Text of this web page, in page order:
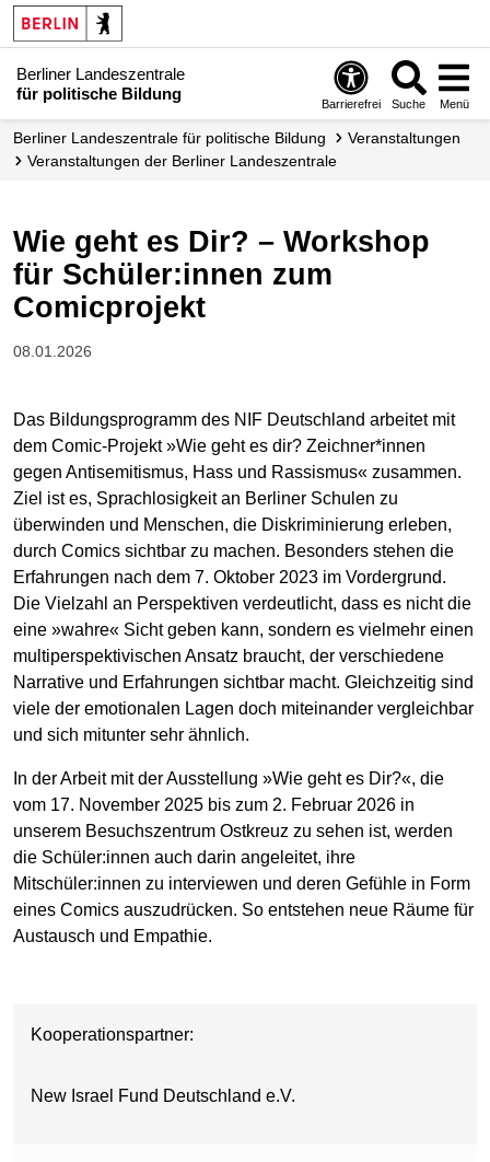
Berliner Landeszentrale
für politische Bildung
Barrierefrei Suche Menü
Berliner Landeszentrale für politische Bildung
Veranstaltungen
Veranstaltungen der Berliner Landes­zentrale
Wie geht es Dir? – Workshop
für Schüler:innen zum
Comicprojekt
08.01.2026
Das Bildungsprogramm des NIF Deutschland arbeitet mit
dem Comic-Projekt »Wie geht es dir? Zeichner*innen
gegen Antisemitismus, Hass und Rassismus« zusammen.
Ziel ist es, Sprachlosigkeit an Berliner Schulen zu
überwinden und Menschen, die Diskriminierung erleben,
durch Comics sichtbar zu machen. Besonders stehen die
Erfahrungen nach dem 7. Oktober 2023 im Vordergrund.
Die Vielzahl an Perspektiven verdeutlicht, dass es nicht die
eine »wahre« Sicht geben kann, sondern es vielmehr einen
multiperspektivischen Ansatz braucht, der verschiedene
Narrative und Erfahrungen sichtbar macht. Gleichzeitig sind
viele der emotionalen Lagen doch miteinander vergleichbar
und sich mitunter sehr ähnlich.
In der Arbeit mit der Ausstellung »Wie geht es Dir?«, die
vom 17. November 2025 bis zum 2. Februar 2026 in
unserem Besuchszentrum Ostkreuz zu sehen ist, werden
die Schüler:innen auch darin angeleitet, ihre
Mitschüler:innen zu interviewen und deren Gefühle in Form
eines Comics auszudrücken. So entstehen neue Räume für
Austausch und Empathie.
Kooperationspartner:
New Israel Fund Deutschland e.V.